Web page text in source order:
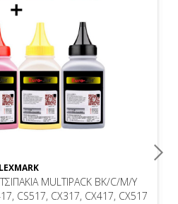
LEXMARK
MULTIPACK BK/C/M/Y
CS517, CX317, CX417, CX517